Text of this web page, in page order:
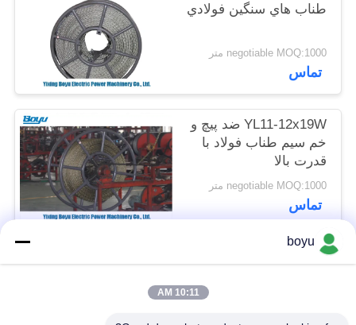
PRIVACY
طناب هاي سنگين فولادي
negotiable MOQ:1000 متر
تماس
YL11-12x19W ضد پیچ و
خم سیم طناب فولاد با
قدرت بالا
negotiable MOQ:1000 متر
تماس
دسته بندی های محبوب
boyu
10:11 AM